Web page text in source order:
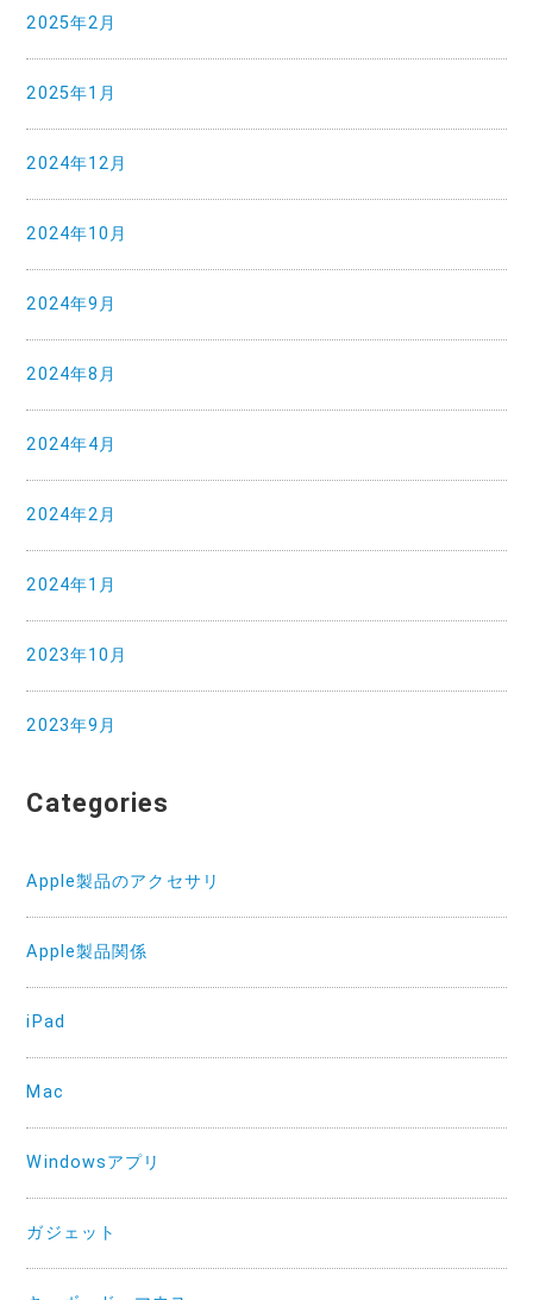
2025年2月
2025年1月
2024年12月
2024年10月
2024年9月
2024年8月
2024年4月
2024年2月
2024年1月
2023年10月
2023年9月
Categories
Apple製品のアクセサリ
Apple製品関係
iPad
Mac
Windowsアプリ
ガジェット